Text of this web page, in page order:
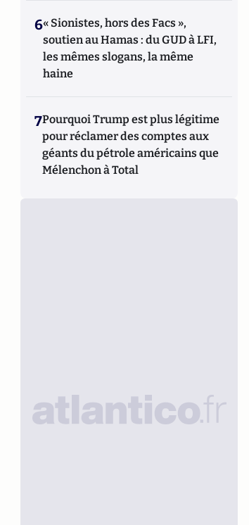
6« Sionistes, hors des Facs »,
soutien au Hamas : du GUD à LFI,
les mêmes slogans, la même
haine
7Pourquoi Trump est plus légitime
pour réclamer des comptes aux
géants du pétrole américains que
Mélenchon à Total